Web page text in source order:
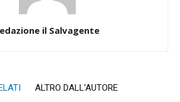
il Salvagente
ALTRO DALL'AUTORE